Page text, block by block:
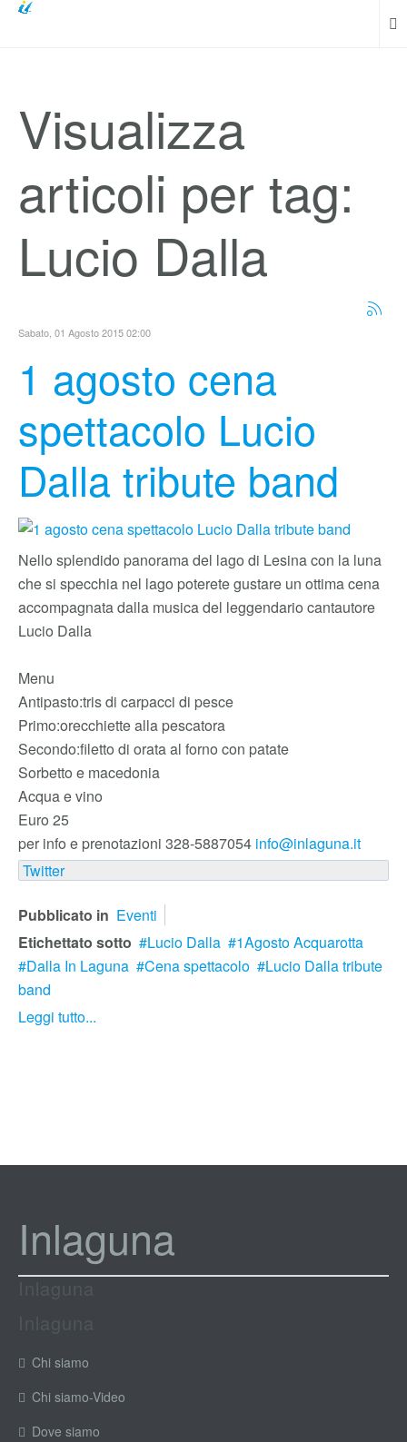
Visualizza
articoli per tag:
Lucio Dalla
Sabato, 01 Agosto 2015 02:00
1 agosto cena
spettacolo Lucio
Dalla tribute band
Nello splendido panorama del lago di Lesina con la luna
che si specchia nel lago poterete gustare un ottima cena
accompagnata dalla musica del leggendario cantautore
Lucio Dalla
Menu
Antipasto:tris di carpacci di pesce
Primo:orecchiette alla pescatora
Secondo:filetto di orata al forno con patate
Sorbetto e macedonia
Acqua e vino
Euro 25
per info e prenotazioni 328-5887054 info@inlaguna.it
Twitter
Pubblicato in Eventi
Etichettato sotto
Lucio Dalla
1Agosto Acquarotta
Dalla In Laguna
Cena spettacolo
Lucio Dalla tribute
band
Leggi tutto...
Inlaguna
Chi siamo
Chi siamo-Video
Dove siamo